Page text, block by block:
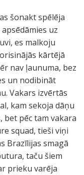
šonakt spēlēja
uz
es malkoju
kārtējā
nav ļaunuma, bez
un nodibināt
Vakars izvērtās
kam sekoja dāņu
bet pēc tam vakara
squad, tieši viņi
Brazīlijas smagā
taču šiem
prieku varēja